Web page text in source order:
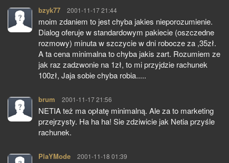
bzyk77 pisze:
2001-11-17 21:44
moim zdaniem to jest chyba jakies nieporozumienie.
Dialog oferuje w standardowym pakiecie (oszczedne
rozmowy) minuta w szczycie w dni robocze za ,35zł.
A ta cena minimalna to chyba jakis zart. Rozumiem ze
jak raz zadzwonie na 1zł, to mi przyjdzie rachunek
100zł, Jaja sobie chyba robia.....
brum pisze:
2001-11-17 21:56
NETIA też ma opłatę minimalną. Ale za to marketing
przejrzysty. Ha ha ha! Sie zdziwicie jak Netia przyśle
rachunek.
PlaYMode pisze:
2001-11-18 01:39